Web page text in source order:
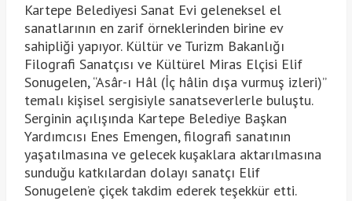
Kartepe Belediyesi Sanat Evi geleneksel el
sanatlarının en zarif örneklerinden birine ev
sahipliği yapıyor. Kültür ve Turizm Bakanlığı
Filografi Sanatçısı ve Kültürel Miras Elçisi Elif
Sonugelen, “Asâr-ı Hâl (İç hâlin dışa vurmuş izleri)”
temalı kişisel sergisiyle sanatseverlerle buluştu.
Serginin açılışında Kartepe Belediye Başkan
Yardımcısı Enes Emengen, filografi sanatının
yaşatılmasına ve gelecek kuşaklara aktarılmasına
sunduğu katkılardan dolayı sanatçı Elif
Sonugelen’e çiçek takdim ederek teşekkür etti.